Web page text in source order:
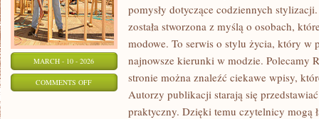
MARCH - 10 - 2026
COMMENTS OFFON
pomysły dotyczące codziennych
została stworzona z myślą o osobach,
modowe. To serwis o stylu życia, który w
najnowsze kierunki w modzie. Polecamy
stronie można znaleźć ciekawe wpisy,
Autorzy publikacji starają się
praktyczny. Dzięki temu czytelnicy mogą